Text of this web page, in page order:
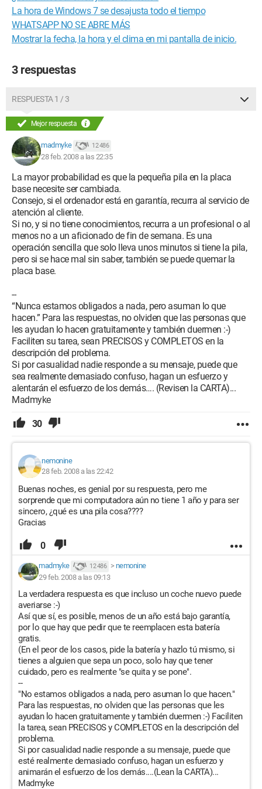
La hora de Windows 7 se desajusta todo el tiempo
WHATSAPP NO SE ABRE MÁS
Mostrar la fecha, la hora y el clima en mi pantalla de inicio.
3 respuestas
RESPUESTA 1 / 3
Mejor respuesta
madmyke 12 486
28 feb. 2008 a las 22:35
La mayor probabilidad es que la pequeña pila en la placa
base necesite ser cambiada.
Consejo, si el ordenador está en garantía, recurra al servicio de
atención al cliente.
Si no, y si no tiene conocimientos, recurra a un profesional o al
menos no a un aficionado de fin de semana. Es una
operación sencilla que solo lleva unos minutos si tiene la pila,
pero si se hace mal sin saber, también se puede quemar la
placa base.
--
“Nunca estamos obligados a nada, pero asuman lo que
hacen.” Para las respuestas, no olviden que las personas que
les ayudan lo hacen gratuitamente y también duermen :-)
Faciliten su tarea, sean PRECISOS y COMPLETOS en la
descripción del problema.
Si por casualidad nadie responde a su mensaje, puede que
sea realmente demasiado confuso, hagan un esfuerzo y
alentarán el esfuerzo de los demás…. (Revisen la CARTA)...
Madmyke
30
nemonine
28 feb. 2008 a las 22:42
Buenas noches, es genial por su respuesta, pero me
sorprende que mi computadora aún no tiene 1 año y para ser
sincero, ¿qué es una pila cosa????
Gracias
0
madmyke 12 486 > nemonine
29 feb. 2008 a las 09:13
La verdadera respuesta es que incluso un coche nuevo puede
averiarse :-)
Así que sí, es posible, menos de un año está bajo garantía,
por lo que hay que pedir que te reemplacen esta batería
gratis.
(En el peor de los casos, pide la batería y hazlo tú mismo, si
tienes a alguien que sepa un poco, solo hay que tener
cuidado, pero es realmente "se quita y se pone".
--
"No estamos obligados a nada, pero asuman lo que hacen."
Para las respuestas, no olviden que las personas que les
ayudan lo hacen gratuitamente y también duermen :-) Faciliten
la tarea, sean PRECISOS y COMPLETOS en la descripción del
problema.
Si por casualidad nadie responde a su mensaje, puede que
esté realmente demasiado confuso, hagan un esfuerzo y
animarán el esfuerzo de los demás....(Lean la CARTA)...
Madmyke